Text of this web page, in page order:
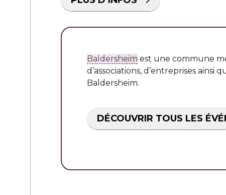
Baldersheim est une commune
d’associations, d’entreprises
Baldersheim.
DÉCOUVRIR TOUS LES